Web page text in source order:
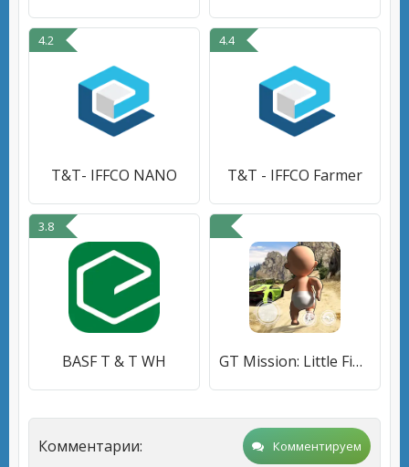
4.2
T&T- IFFCO NANO
4.4
T&T - IFFCO Farmer
3.8
BASF T & T WH GT Mission: Little Finding Dad
Комментарии: Комментируем